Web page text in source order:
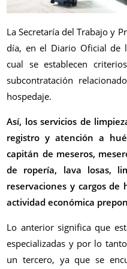
La Secretaría del Trabajo y
día, en el Diario Oficial de
cual se establecen
subcontratación
hospedaje.
Así, los servicios de
registro y atención a
capitán de meseros,
de ropería, lava losas,
reservaciones y cargos
actividad económica
Lo anterior significa que
especializadas y por lo
un tercero, ya que se